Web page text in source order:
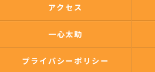
アクセス
一心太助
プライバシーポリシー